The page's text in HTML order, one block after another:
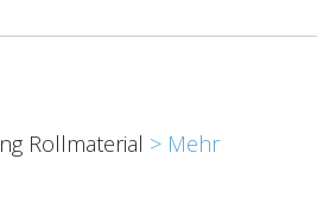
Rollmaterial > Mehr